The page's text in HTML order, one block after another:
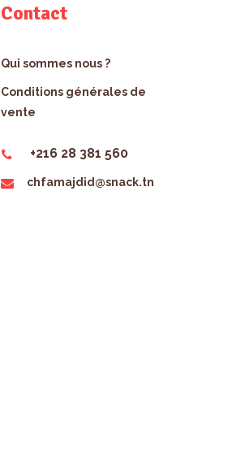
Contact
Qui sommes nous ?
Conditions générales de
vente
+216 28 381 560
chfamajdid@snack.tn